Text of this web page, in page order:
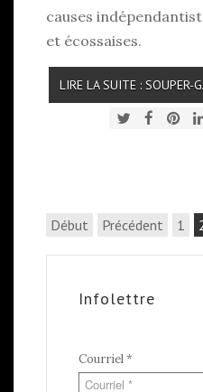
causes
et écossaises.
LIRE LA SUITE : SOUPER-
Début
Précédent 1
Infolettre
Courriel*